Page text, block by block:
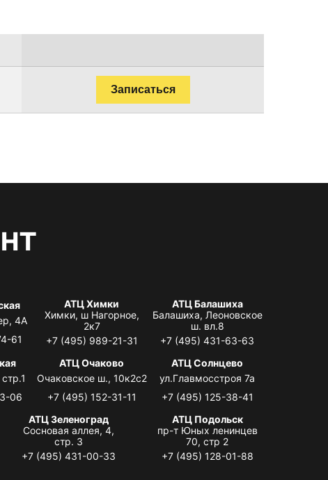
Записаться
4А
61
АТЦ Химки
Химки, ш Нагорное,
2к7
+7 (495) 989-21-31
АТЦ Балашиха
Балашиха, Леоновское
ш. вл.8
+7 (495) 431-63-63
06
АТЦ Очаково
Очаковское ш., 10к2с2
+7 (495) 152-31-11
АТЦ Солнцево
ул.Главмосстроя 7а
+7 (495) 125-38-41
АТЦ Зеленоград
Сосновая аллея, 4,
стр. 3
+7 (495) 431-00-33
АТЦ Подольск
пр-т Юных ленинцев
70, стр 2
+7 (495) 128-01-88